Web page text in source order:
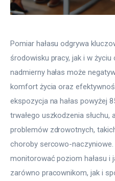
Zdrowie
Pomiar hałasu odgrywa
środowisku pracy, jak i w
nadmierny hałas może
komfort życia oraz
ekspozycja na hałas powyżej
trwałego uszkodzenia słuchu,
problemów zdrowotnych,
choroby sercowo-
monitorować poziom hałasu i
zarówno pracownikom, jak i